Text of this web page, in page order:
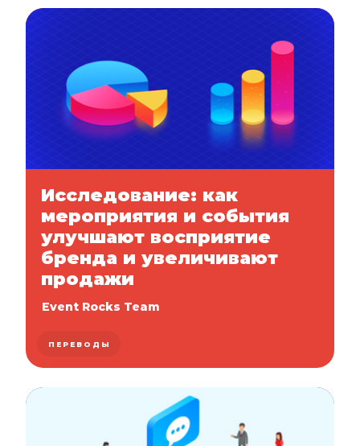
Исследование: как
мероприятия и события
улучшают восприятие
бренда и увеличивают
продажи
Event Rocks Team
ПЕРЕВОДЫ